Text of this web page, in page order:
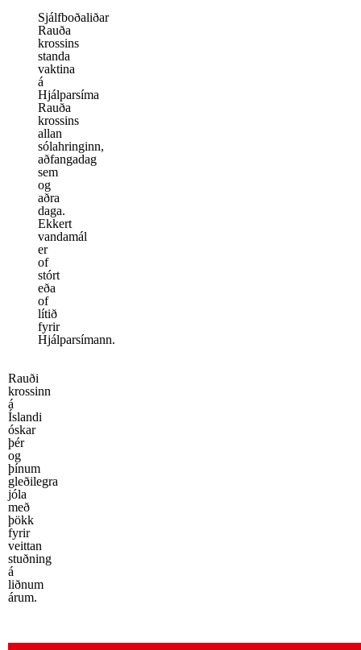
Sjálfboðaliðar
Rauða
krossins
standa
vaktina
á
Hjálparsíma
Rauða
krossins
allan
sólahringinn,
aðfangadag
sem
og
aðra
daga.
Ekkert
vandamál
er
of
stórt
eða
of
lítið
fyrir
Hjálparsímann.
Rauði
krossinn
á
Íslandi
óskar
þér
og
þínum
gleðilegra
jóla
með
þökk
fyrir
veittan
stuðning
á
liðnum
árum.